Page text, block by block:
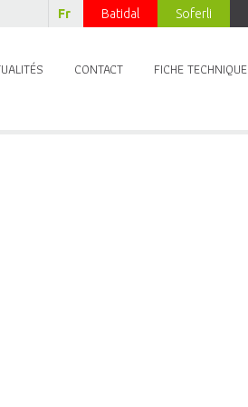
Fr Batidal Soferli
CONTACT FICHE TECHNIQUE